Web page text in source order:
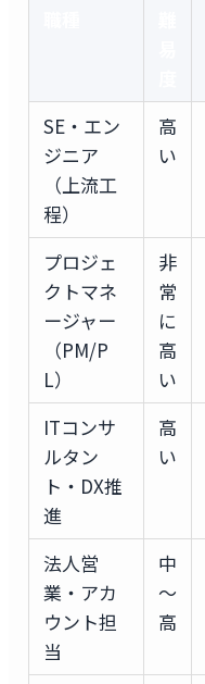
SE・エン
ジニア
（上流工
程）
高
い
プロジェ
クトマネ
ージャー
（PM/P
L）
非
常
に
高
い
ITコンサ
ルタン
ト・DX推
進
高
い
法人営
業・アカ
ウント担
当
中
〜
高